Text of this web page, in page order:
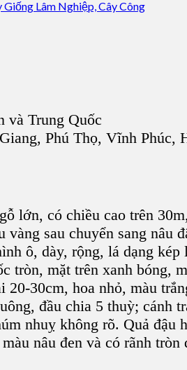
và Trung Quốc
Phú Thọ, Vĩnh
lớn, có chiều cao trên
sau chuyển sang nâu
ô, dày, rộng, lá dạng
tròn, mặt trên xanh bóng,
30cm, hoa nhỏ, màu
đầu chia 5 thuỳ; cánh
nhuỵ không rõ. Quả
nâu đen và có rãnh